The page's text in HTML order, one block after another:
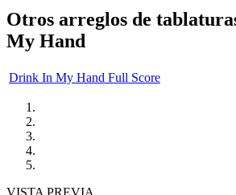
Otros arreglos de
My Hand
Drink In My Hand Full Score
VISTA PREVIA